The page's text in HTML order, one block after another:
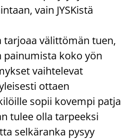
vain JYSKistä
tarjoaa välittömän tuen,
koko yön
vaihtelevat
ottaen
sopii kovempi patja
tulee olla tarpeeksi
selkäranka pysyy